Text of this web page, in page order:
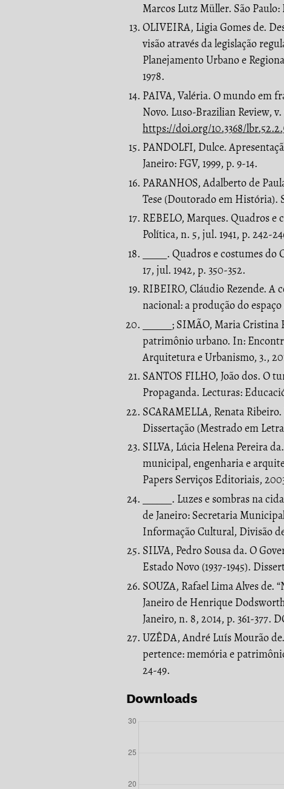
Marcos Lutz Müller. São
OLIVEIRA, Ligia Gomes de.
visão através da legislação
Planejamento Urbano e
1978.
PAIVA, Valéria. O mundo em
Novo. Luso-Brazilian Review,
https://doi.org/10.3368/
PANDOLFI, Dulce.
Janeiro: FGV, 1999, p. 9-14.
PARANHOS, Adalberto de
Tese (Doutorado em História).
REBELO, Marques. Quadros e
Política, n. 5, jul. 1941, p. 242-
_____. Quadros e costumes
17, jul. 1942, p. 350-352.
RIBEIRO, Cláudio Rezende. A
nacional: a produção do
______; SIMÃO, Maria
patrimônio urbano. In:
Arquitetura e Urbanismo, 3.,
SANTOS FILHO, João dos. O
Propaganda. Lecturas:
SCARAMELLA, Renata
Dissertação (Mestrado em
SILVA, Lúcia Helena Pereira
municipal, engenharia e
Papers Serviços Editoriais,
______. Luzes e sombras na
de Janeiro: Secretaria
Informação Cultural, Divisão
SILVA, Pedro Sousa da. O
Estado Novo (1937-1945).
SOUZA, Rafael Lima Alves de.
Janeiro de Henrique
Janeiro, n. 8, 2014, p. 361-377.
UZÊDA, André Luís Mourão
pertence: memória e
24-49.
Downloads